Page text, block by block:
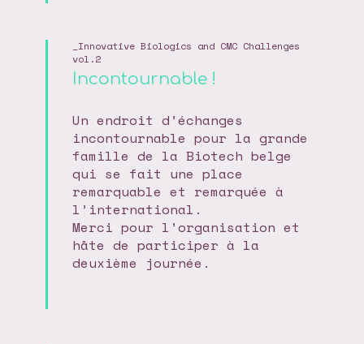
Innovative Biologics and CMC Challenges
vol.2
Incontournable !
Un endroit d’échanges
incontournable pour la grande
famille de la Biotech belge
qui se fait une place
remarquable et remarquée à
l’international.
Merci pour l’organisation et
hâte de participer à la
deuxième journée.